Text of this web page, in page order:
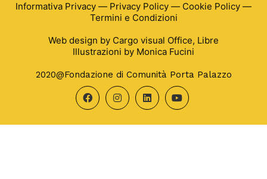
Informativa Privacy — Privacy Policy — Cookie Policy —
Termini e Condizioni
Web design by Cargo visual Office, Libre
Illustrazioni by Monica Fucini
2020@Fondazione di Comunità Porta Palazzo